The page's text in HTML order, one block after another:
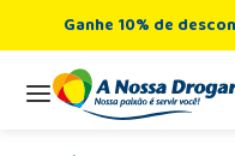
Ganhe 10% de